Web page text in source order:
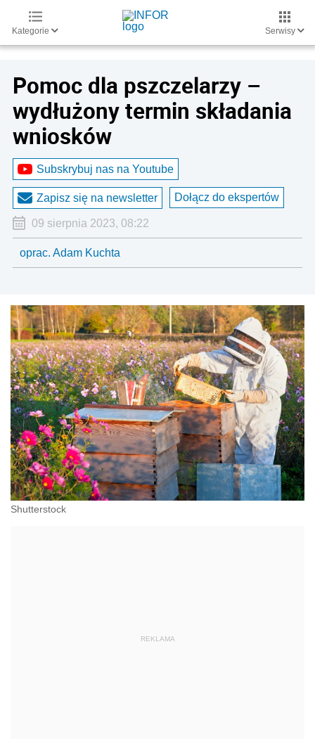
Kategorie Serwisy
Pomoc dla pszczelarzy –
wydłużony termin składania
wniosków
Subskrybuj nas na Youtube
Zapisz się na newsletter Dołącz do ekspertów
09 sierpnia 2023, 08:22
oprac. Adam Kuchta
Shutterstock